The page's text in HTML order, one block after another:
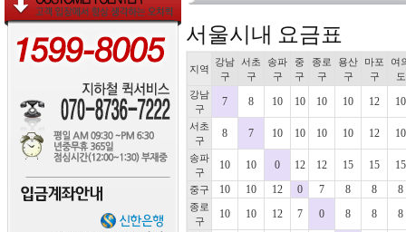
서울시내 요금표
지역
강남
구
서초
구
송파
구
중
구
종로
구
용산
구
마포
구
여
도
강남
구
7 8 10 10 10 10 12 10
서초
구
8 7 10 10 10 10 12 10
송파
구
10 10 0 12 12 15 15 15
중구 10 10 12 0 7 8 8 8
종로
구
10 10 12 7 0 8 8 8